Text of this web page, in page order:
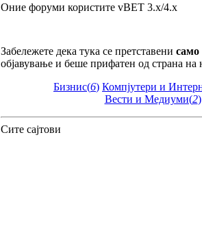
Оние форуми користите vBET 3.x/4.x
Забележете дека тука се претставени само
објавување и беше прифатен од страна
Бизнис(6) Компјутери и
Вести и Медиуми(2)
Сите сајтови